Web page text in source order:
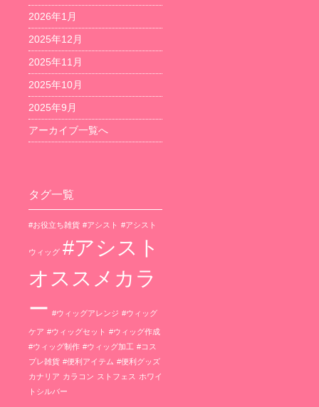
2026年1月
2025年12月
2025年11月
2025年10月
2025年9月
アーカイブ一覧へ
タグ一覧
#お役立ち雑貨 #アシスト #アシスト
ウィッグ #アシスト
オススメカラ
ー #ウィッグアレンジ #ウィッグ
ケア #ウィッグセット #ウィッグ作成
#ウィッグ制作 #ウィッグ加工 #コス
プレ雑貨 #便利アイテム #便利グッズ
カナリア カラコン ストフェス ホワイ
トシルバー